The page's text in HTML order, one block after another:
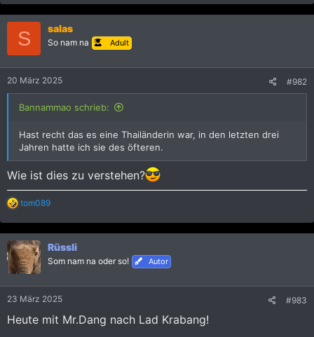
a
k
i
n
:
S salas
So nam na Adult
20 März 2025 #982
Bannammao schrieb:
Hast recht das es eine Thailänderin war, in den letzten drei
Jahren hatte ich sie des öfteren.
Wie ist dies zu verstehen?
R
a
k
t
i
o
n
tom089
Rüssli
Som nam na oder so! Autor
23 März 2025 #983
Heute mit Mr.Dang nach Lad Krabang!